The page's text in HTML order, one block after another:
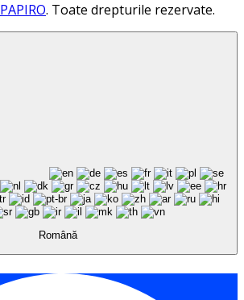
PAPIRO. Toate drepturile rezervate.
Română